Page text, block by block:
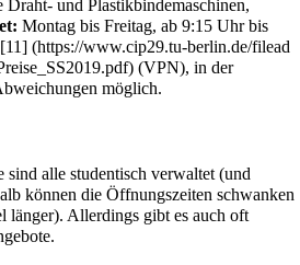
und Plastikbindemaschinen,
Montag bis Freitag, ab 9:15 Uhr bis
[11]
(VPN), in der
möglich.
alle studentisch verwaltet (und
können die Öffnungszeiten schwanken
länger). Allerdings gibt es auch oft